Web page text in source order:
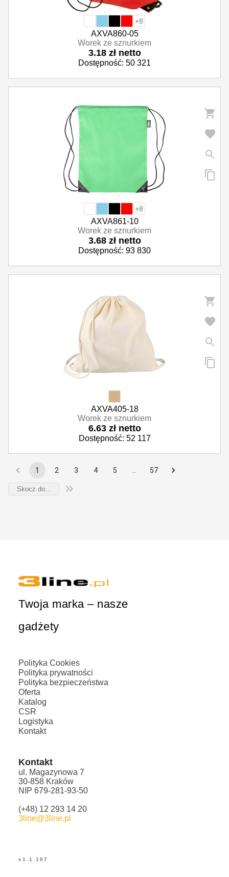
+8
AXVA860-05
Worek ze sznurkiem
3.18 zł netto
Dostępność: 50 321
+8
AXVA861-10
Worek ze sznurkiem
3.68 zł netto
Dostępność: 93 830
AXVA405-18
Worek ze sznurkiem
6.63 zł netto
Dostępność: 52 117
1 2 3 4 5 57
Twoja marka – nasze
gadżety
Polityka Cookies
Polityka prywatności
Polityka bezpieczeństwa
Oferta
Katalog
CSR
Logistyka
Kontakt
Kontakt
ul. Magazynowa 7
30-858 Kraków
NIP 679-281-93-50
(+48) 12 293 14 20
3line@3line.pl
v1.1.107